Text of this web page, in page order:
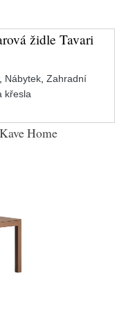
židle Tavari
Nábytek, Zahradní
křesla
Kave Home